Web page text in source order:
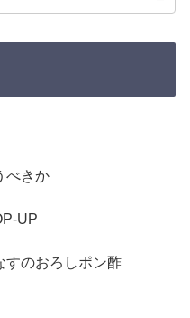
べきか
UP
すのおろしポン酢